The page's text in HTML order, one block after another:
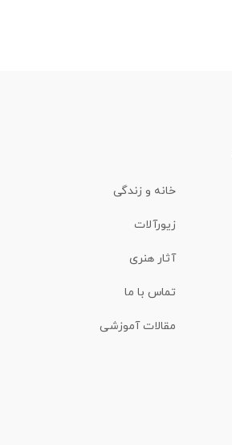
خانه و زندگی
زیورآلات
آثار هنری
تماس با ما
مقالات آموزشی